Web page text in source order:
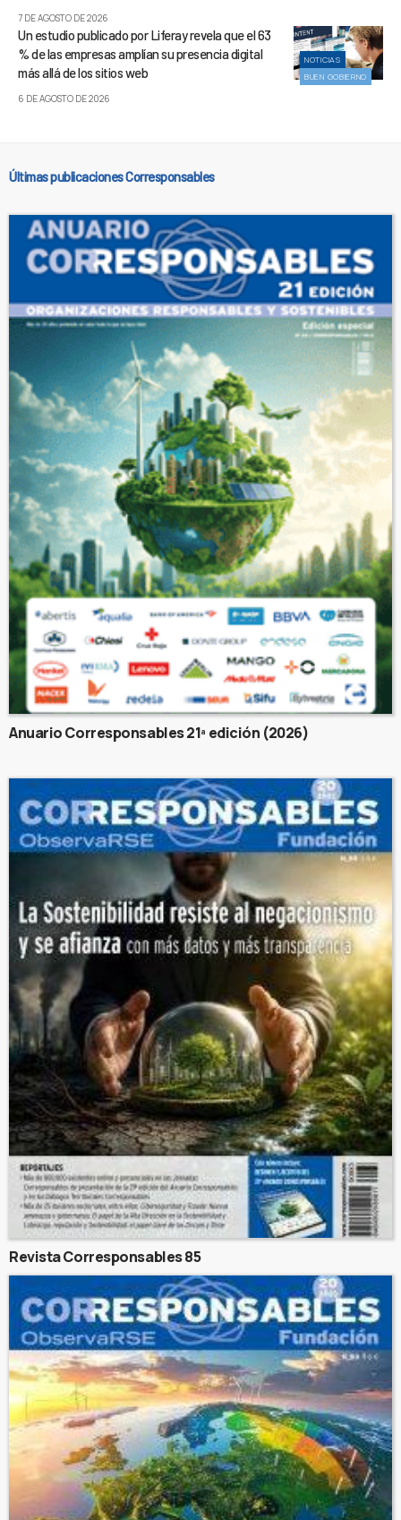
7 DE AGOSTO DE 2026
NOTICIAS
BUEN GOBIERNO
Un estudio publicado por Liferay revela que el 63
% de las empresas amplían su presencia digital
más allá de los sitios web
6 DE AGOSTO DE 2026
Últimas publicaciones Corresponsables
Anuario Corresponsables 21ª edición (2026)
Revista Corresponsables 85